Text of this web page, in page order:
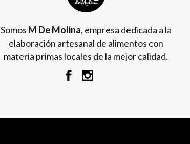
Somos M De Molina, empresa dedicada a la
elaboración artesanal de alimentos con
materia primas locales de la mejor calidad.